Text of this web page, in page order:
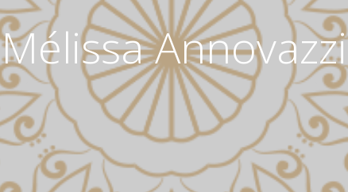
Mélissa Annovazzi